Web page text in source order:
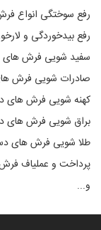
رفع سوختگی انواع
رفع بیدخوردگی و
سفید شویی فرش های
صادرات شویی فرش
کهنه شویی فرش های
براق شویی فرش های
طلا شویی فرش های
پرداخت و عملیاف
و...